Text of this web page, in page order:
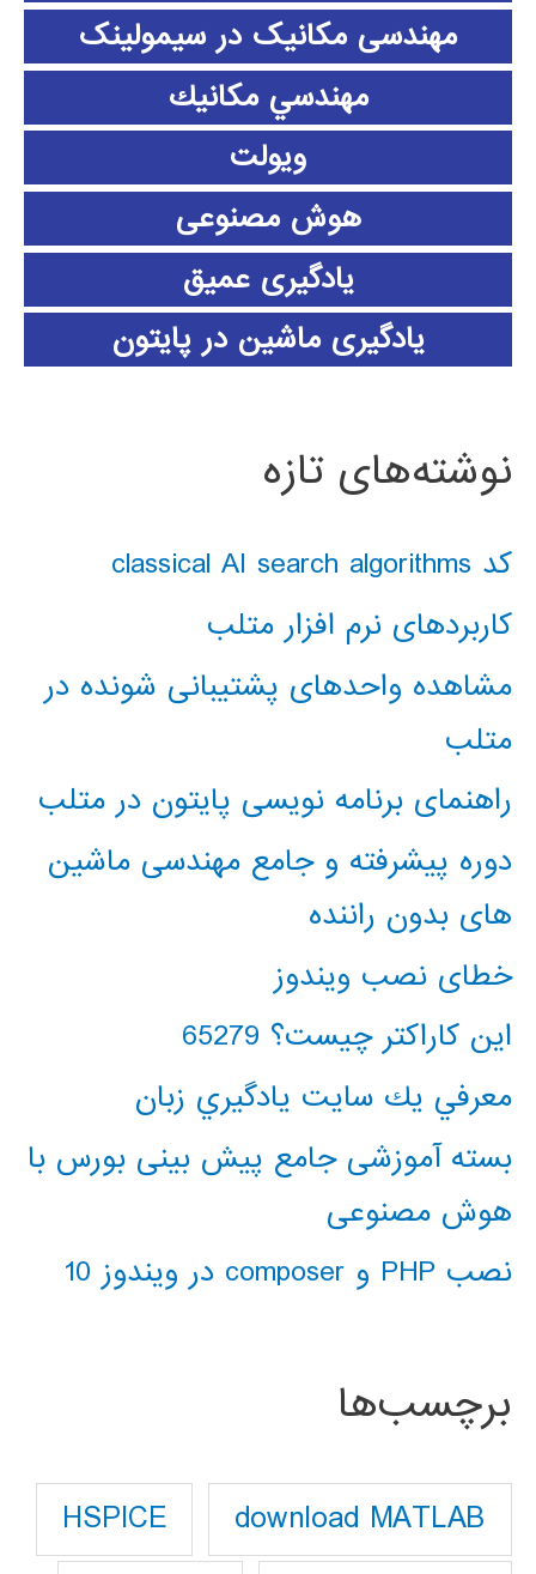
مهندسی مکانیک در سیمولینک
مهندسي مكانيك
ویولت
هوش مصنوعی
یادگیری عمیق
یادگیری ماشین در پایتون
نوشته‌های تازه
کد classical AI search algorithms
کاربردهای نرم افزار متلب
مشاهده واحدهای پشتیبانی شونده در
متلب
راهنمای برنامه نویسی پایتون در متلب
دوره پیشرفته و جامع مهندسی ماشین
های بدون راننده
خطای نصب ویندوز
این کاراکتر چیست؟ 65279
معرفي يك سايت يادگيري زبان
بسته آموزشی جامع پیش بینی بورس با
هوش مصنوعی
نصب PHP و composer در ویندوز 10
برچسب‌ها
download MATLAB
HSPICE